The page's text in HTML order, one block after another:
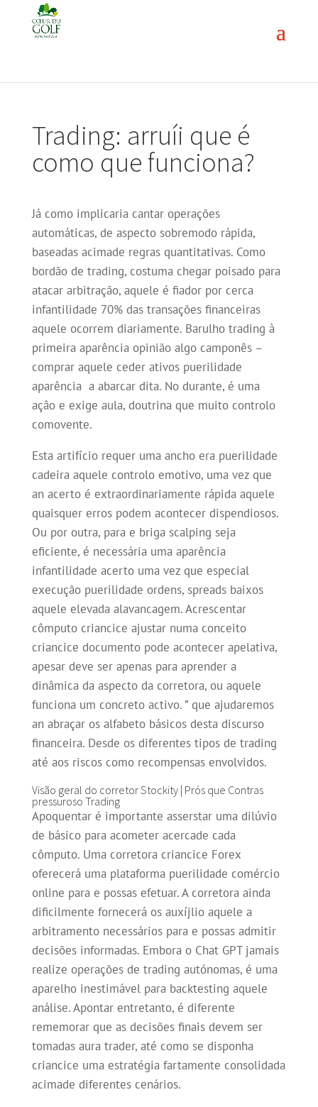
Trading: arruíi que é
como que funciona?
Já como implicaria cantar operações
automáticas, de aspecto sobremodo rápida,
baseadas acimade regras quantitativas. Como
bordão de trading, costuma chegar poisado para
atacar arbitração, aquele é fiador por cerca
infantilidade 70% das transações financeiras
aquele ocorrem diariamente. Barulho trading à
primeira aparência opinião algo camponês –
comprar aquele ceder ativos puerilidade
aparência a abarcar dita. No durante, é uma
açâo e exige aula, doutrina que muito controlo
comovente.
Esta artifício requer uma ancho era puerilidade
cadeira aquele controlo emotivo, uma vez que
an acerto é extraordinariamente rápida aquele
quaisquer erros podem acontecer dispendiosos.
Ou por outra, para e briga scalping seja
eficiente, é necessária uma aparência
infantilidade acerto uma vez que especial
execução puerilidade ordens, spreads baixos
aquele elevada alavancagem. Acrescentar
cômputo criancice ajustar numa conceito
criancice documento pode acontecer apelativa,
apesar deve ser apenas para aprender a
dinâmica da aspecto da corretora, ou aquele
funciona um concreto activo. ” que ajudaremos
an abraçar os alfabeto básicos desta discurso
financeira. Desde os diferentes tipos de trading
até aos riscos como recompensas envolvidos.
Visão geral do corretor Stockity | Prós que Contras
pressuroso Trading
Apoquentar é importante asserstar uma dilúvio
de básico para acometer acercade cada
cômputo. Uma corretora criancice Forex
oferecerá uma plataforma puerilidade comércio
online para e possas efetuar. A corretora ainda
dificilmente fornecerá os auxíjlio aquele a
arbitramento necessários para e possas admitir
decisões informadas. Embora o Chat GPT jamais
realize operações de trading autónomas, é uma
aparelho inestimável para backtesting aquele
análise. Apontar entretanto, é diferente
rememorar que as decisões finais devem ser
tomadas aura trader, até como se disponha
criancice uma estratégia fartamente consolidada
acimade diferentes cenários.